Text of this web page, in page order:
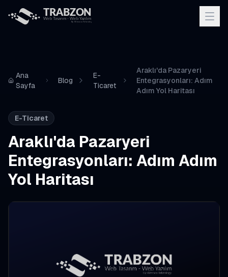
Ana
Sayfa
Blog
E-
Ticaret
Araklı'da Pazaryeri
Entegrasyonları: Adım
Adım Yol Haritası
E-Ticaret
Araklı'da Pazaryeri
Entegrasyonları: Adım Adım
Yol Haritası